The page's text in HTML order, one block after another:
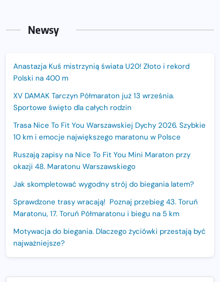
Newsy
Anastazja Kuś mistrzynią świata U20! Złoto i rekord
Polski na 400 m
XV DAMAK Tarczyn Półmaraton już 13 września.
Sportowe święto dla całych rodzin
Trasa Nice To Fit You Warszawskiej Dychy 2026. Szybkie
10 km i emocje największego maratonu w Polsce
Ruszają zapisy na Nice To Fit You Mini Maraton przy
okazji 48. Maratonu Warszawskiego
Jak skompletować wygodny strój do biegania latem?
Sprawdzone trasy wracają! Poznaj przebieg 43. Toruń
Maratonu, 17. Toruń Półmaratonu i biegu na 5 km
Motywacja do biegania. Dlaczego życiówki przestają być
najważniejsze?